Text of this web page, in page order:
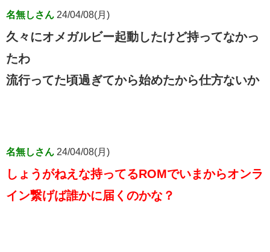
名無しさん 24/04/08(月)
久々にオメガルビー起動したけど持ってなかっ
たわ
流行ってた頃過ぎてから始めたから仕方ないか
名無しさん 24/04/08(月)
しょうがねえな持ってるROMでいまからオンラ
イン繋げば誰かに届くのかな？